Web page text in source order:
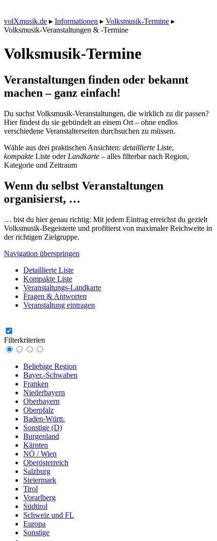
volXmusik.de ▸ Informationen ▸ Volksmusik-Termine ▸
Volksmusik-Veranstaltungen & -Termine
Volksmusik-Termine
Veranstaltungen finden oder bekannt
machen – ganz einfach!
Du suchst Volksmusik-Veranstaltungen, die wirklich zu dir passen?
Hier findest du sie gebündelt an einem Ort – ohne endlos
verschiedene Veranstalterseiten durchsuchen zu müssen.
Wähle aus drei praktischen Ansichten: detaillierte Liste,
kompakte Liste oder Landkarte – alles filterbar nach Region,
Kategorie und Zeitraum
Wenn du selbst Veranstaltungen
organisierst, …
… bist du hier genau richtig: Mit jedem Eintrag erreichst du gezielt
Volksmusik-Begeisterte und profitierst von maximaler Reichweite in
der richtigen Zielgruppe.
Navigation überspringen
Detaillierte Liste
Kompakte Liste
Veranstaltungs-Landkarte
Fragen & Antworten
Veranstaltung eintragen
Filterkriterien
Beliebige Region
Bayer.-Schwaben
Franken
Niederbayern
Oberbayern
Oberpfalz
Baden-Württ.
Sonstige (D)
Burgenland
Kärnten
NÖ / Wien
Oberösterreich
Salzburg
Steiermark
Tirol
Vorarlberg
Südtirol
Schweiz und FL
Europa
Sonstige